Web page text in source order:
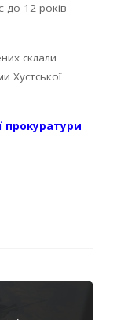
до 12 років
склали
Хустської
прокуратури